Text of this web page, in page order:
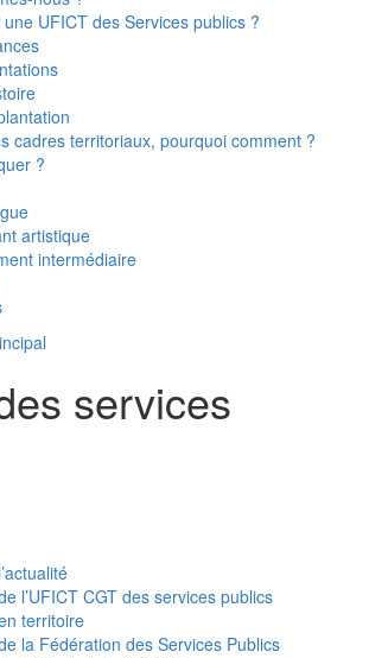
UFICT des Services publics ?
cadres territoriaux, pourquoi comment ?
?
artistique
intermédiaire
services
l’UFICT CGT des services publics
territoire
de la Fédération des Services Publics